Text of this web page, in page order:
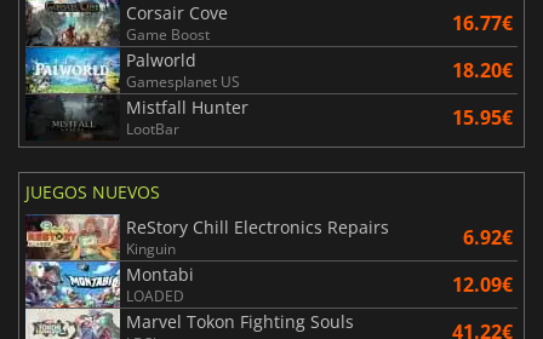
Corsair Cove
Game Boost 16.77€
Palworld
Gamesplanet US 18.20€
Mistfall Hunter
LootBar 15.95€
JUEGOS NUEVOS
ReStory Chill Electronics Repairs
Kinguin 6.92€
Montabi
LOADED 12.09€
Marvel Tokon Fighting Souls 41.22€